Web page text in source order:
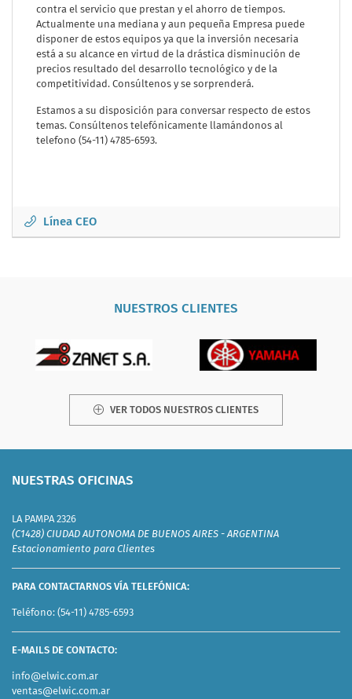
contra el servicio que prestan y el ahorro de tiempos.
Actualmente una mediana y aun pequeña Empresa puede
disponer de estos equipos ya que la inversión necesaria
está a su alcance en virtud de la drástica disminución de
precios resultado del desarrollo tecnológico y de la
competitividad. Consúltenos y se sorprenderá.
Estamos a su disposición para conversar respecto de estos
temas. Consúltenos telefónicamente llamándonos al
telefono (54-11) 4785-6593.
Línea CEO
NUESTROS CLIENTES
VER TODOS NUESTROS CLIENTES
NUESTRAS OFICINAS
LA PAMPA 2326
(C1428) CIUDAD AUTONOMA DE BUENOS AIRES - ARGENTINA
Estacionamiento para Clientes
PARA CONTACTARNOS VÍA TELEFÓNICA:
Teléfono:(54-11) 4785-6593
E-MAILS DE CONTACTO:
info@elwic.com.ar
ventas@elwic.com.ar